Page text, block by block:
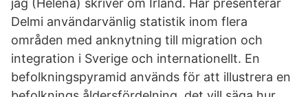
jag (Helena) skriver om Irland. Här presenterar
Delmi användarvänlig statistik inom flera
områden med anknytning till migration och
integration i Sverige och internationellt. En
befolkningspyramid används för att illustrera en